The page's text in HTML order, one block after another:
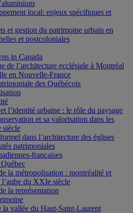
local: enjeux spécifiques et
et gestion du patrimoine urbain en
et postcoloniales
in Canada
de l’architecture ecclésiale à Montréal
en Nouvelle-France
des Québécois
l’identité urbaine : le rôle du paysage
et sa valorisation dans les
dans l’architecture des églises
patrimoniales
françaises
la métropolisation : montréalité et
du XXIe siècle
la représentation
la vallée du Haut-Saint-Laurent